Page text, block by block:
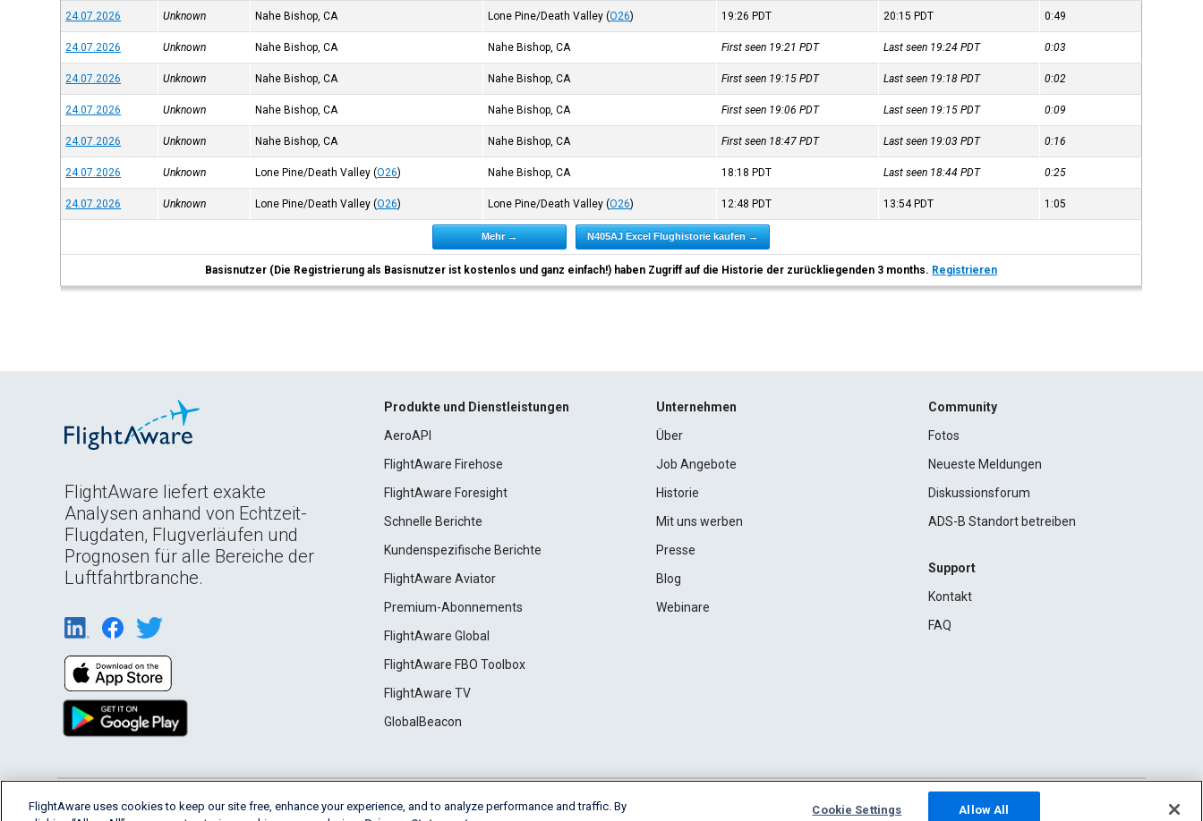
24.07.2026 Unknown Nahe Bishop, CA Lone Pine/Death Valley (O26) 19:26 PDT 20:15 PDT 0:49
24.07.2026 Unknown Nahe Bishop, CA Nahe Bishop, CA First seen 19:21PDT Last seen 19:24PDT 0:03
24.07.2026 Unknown Nahe Bishop, CA Nahe Bishop, CA First seen 19:15PDT Last seen 19:18PDT 0:02
24.07.2026 Unknown Nahe Bishop, CA Nahe Bishop, CA First seen 19:06PDT Last seen 19:15PDT 0:09
24.07.2026 Unknown Nahe Bishop, CA Nahe Bishop, CA First seen 18:47PDT Last seen 19:03PDT 0:16
24.07.2026 Unknown Lone Pine/Death Valley (O26) Nahe Bishop, CA 18:18 PDT Last seen 18:44PDT 0:25
24.07.2026 Unknown Lone Pine/Death Valley (O26) Lone Pine/Death Valley (O26) 12:48 PDT 13:54 PDT 1:05
Mehr → N405AJ Excel Flughistorie kaufen →
Basisnutzer (Die Registrierung als Basisnutzer ist kostenlos und ganz einfach!) haben Zugriff auf die Historie der zurückliegenden 3 months. Registrieren
FlightAware liefert exakte
Analysen anhand von Echtzeit-
Flugdaten, Flugverläufen und
Prognosen für alle Bereiche der
Luftfahrtbranche.
Produkte und Dienstleistungen
AeroAPI
FlightAware Firehose
FlightAware Foresight
Schnelle Berichte
Kundenspezifische Berichte
FlightAware Aviator
Premium-Abonnements
FlightAware Global
FlightAware FBO Toolbox
FlightAware TV
GlobalBeacon
Unternehmen
Über
Job Angebote
Historie
Mit uns werben
Presse
Blog
Webinare
Community
Fotos
Neueste Meldungen
Diskussionsforum
ADS-B Standort betreiben
Support
Kontakt
FAQ
English (USA) 2026 FlightAware Terms of Use Privacy Cookie Settings
FlightAware uses cookies to keep our site free, enhance your experience, and to analyze performance and traffic. By
Cookie Settings Allow All